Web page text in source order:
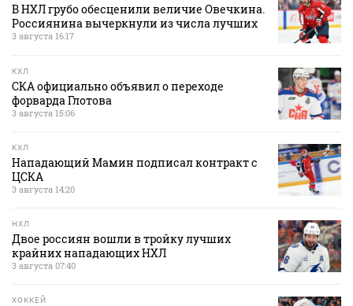
В НХЛ грубо обесценили величие Овечкина.
Россиянина вычеркнули из числа лучших
3 августа 16:17
КХЛ
СКА официально объявил о переходе
форварда Глотова
3 августа 15:06
КХЛ
Нападающий Мамин подписал контракт с
ЦСКА
3 августа 14:20
НХЛ
Двое россиян вошли в тройку лучших
крайних нападающих НХЛ
3 августа 07:40
ХОККЕЙ